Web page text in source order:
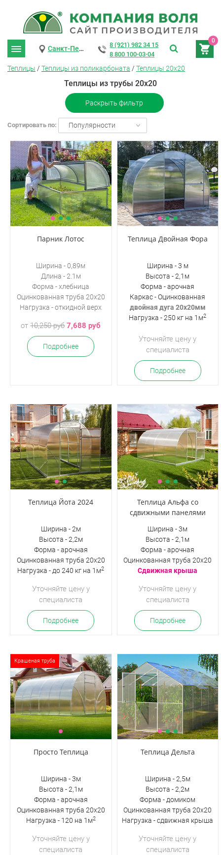
0
Санкт-Петербург
8 (921) 982 34 15
8 800 100-03-04
Теплицы / Теплицы из поликарбоната / Теплицы 20х20
Теплицы из трубы 20х20
Раскрыть фильтр
Сортировать по: Популярности
Парник Лотос
Ширина - 0,89м
Длина - 2.1м
Форма - хлебница
Оцинкованная труба 20х20
Нагрузка -откидной верх
от10,250 руб 7,688 руб
Подробнее
Теплица Двойная Фора
Ширина - 3 м
Высота - 2,1м
Форма - арочная
Каркас - Оцинкованная
двойная дуга 20х20мм
Нагрузка - 250 кг на 1м2
Уточняйте цену у
специалиста
Подробнее
Теплица Йота 2024
Ширина - 2м
Высота - 2,2м
Форма - арочная
Оцинкованная труба 20х20
Нагрузка - до 240 кг на 1м2
Уточняйте цену у
специалиста
Подробнее
Теплица Альфа со
сдвижными панелями
Ширина - 3м
Высота - 2,1м
Форма - арочная
Оцинкованная труба 20х20
Сдвижная крыша
Уточняйте цену у
специалиста
Подробнее
Крашеная труба
Просто Теплица
Ширина - 3м
Высота - 2,1м
Форма - арочная
Оцинкованная труба 20х20
Нагрузка - 120 на 1м2
Уточняйте цену у
специалиста
Теплица Дельта
Ширина - 2,5м
Высота - 2,2м
Форма - домиком
Оцинкованная труба 20х20
Нагрузка - сдвижная крыша
Уточняйте цену у
специалиста